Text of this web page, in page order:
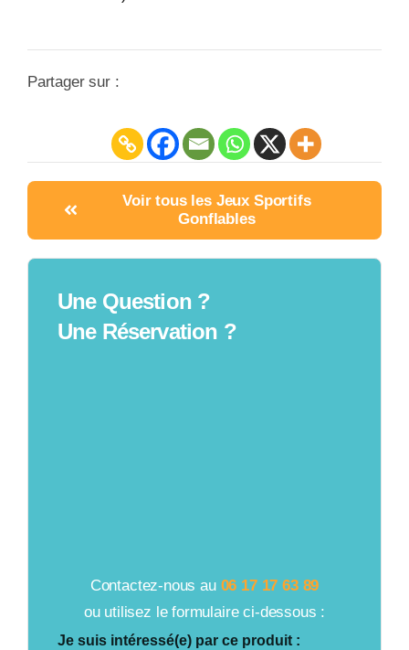
Partager sur :
Voir tous les Jeux Sportifs
Gonflables
Une Question ?
Une Réservation ?
Contactez-nous au 06 17 17 63 89
ou utilisez le formulaire ci-dessous :
Je suis intéressé(e) par ce produit :